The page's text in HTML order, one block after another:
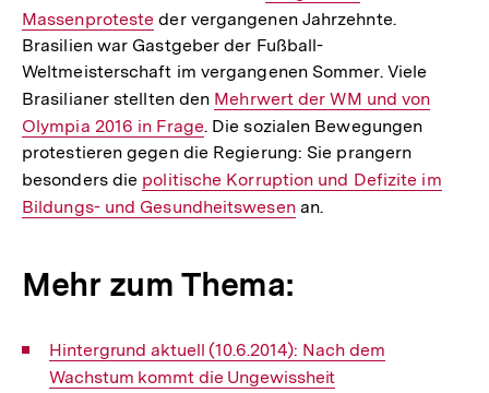
Link:
Massenproteste der vergangenen Jahrzehnte.
Brasilien war Gastgeber der Fußball-
Weltmeisterschaft im vergangenen Sommer. Viele
Brasilianer stellten den Interner
Link:
Mehrwert der WM und von
Olympia 2016 in Frage. Die sozialen Bewegungen
protestieren gegen die Regierung: Sie prangern
besonders die Interner
Link:
politische Korruption und Defizite im
Bildungs- und Gesundheitswesenan.
Mehr zum Thema:
Interner
Link:
Hintergrund aktuell (10.6.2014): Nach dem
Wachstum kommt die Ungewissheit